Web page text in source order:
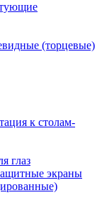
(торцевые)
к столам-
глаз
экраны